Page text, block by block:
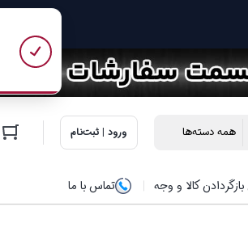
ورود | ثبت‌نام
کالا و وجه تماس با ما